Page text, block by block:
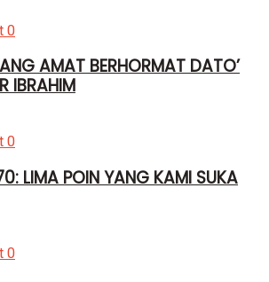
0
AMAT BERHORMAT DATO’
IBRAHIM
0
LIMA POIN YANG KAMI SUKA
0